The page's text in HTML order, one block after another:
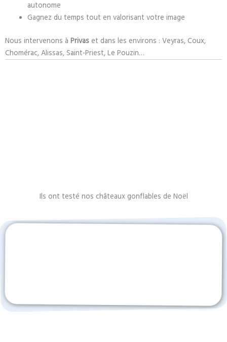
autonome
Gagnez du temps tout en valorisant votre image
Nous intervenons à Privas et dans les environs : Veyras, Coux,
Chomérac, Alissas, Saint-Priest, Le Pouzin…
Ils ont testé nos châteaux gonflables de Noël